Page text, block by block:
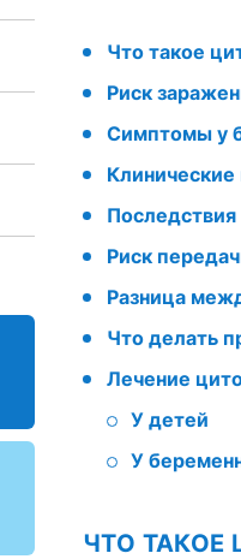
Что такое
Риск
Симптомы у
Риск
Разница
Что делать
Лечение
У детей
У
ЧТО ТАКОЕ